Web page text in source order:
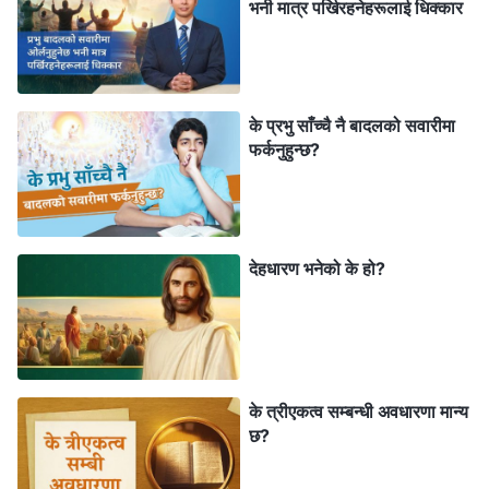
पवित्रता र अपवित्रता, र महान् र नीचबीचको भिन्‍नतालाई पूर्ण
निश्‍चितताका साथ चिन्‍ने मौका दिनको लागि हो। यसरी, अज्ञानी
मानवजाति मेरो लागि यस कुरामा गवाही दिन सक्षम हुनेछन् कि
मानवजातिलाई भ्रष्ट गराउने म होइन, र केवल म—सृष्टिकर्ताले—
मात्रै मानवजातिलाई मुक्ति दिन सक्छु, मानिसहरूलाई उनीहरूले
खुसीसाथ उपभोग गर्ने कुराहरू दिन सक्छु; अनि तिनीहरूले जान्‍नेछन्
कि म नै सबै थोकको शासक हुँ र शैतान केवल ती प्राणीहरूमध्येको एक
हो जसलाई मैले सृजना गरे तर पछि त्यो मेरो विरुद्ध खडा भयो। मेरो छ-
हजार-वर्षे व्यवस्थापन योजना तीन चरणहरूमा विभाजित छ, र सृष्टि
गरिएका प्राणीहरूलाई मेरो गवाही दिन, मेरो इच्छा बुझ्न, र म नै सत्य हुँ
भनी जान्‍न सक्षम बनाउने प्रभाव हासिल गर्नको निम्ति म यसरी काम
गर्छु”(वचन, खण्ड १। परमेश्‍वरको देखापराइ र काम। छुटकाराको युगको
कार्यपछाडिको साँचो कथा)। सर्वशक्तिमान्‌ परमेश्‍वरका वचनहरूबाट
हामी के देख्छौं भने, मानवजातिलाई मुक्ति दिने परमेश्‍वरको काम तीन
भनी मात्र पर्खिरहनेहरूलाई धिक्कार
के प्रभु साँच्‍चै नै बादलको सवारीमा
फर्कनुहुन्छ?
देहधारण भनेको के हो?
के त्रीएकत्व सम्‍बन्धी अवधारणा मान्य
छ?